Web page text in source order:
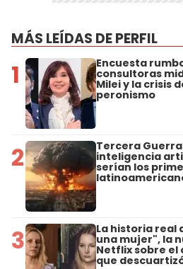
MÁS LEÍDAS DE PERFIL
1 Encuesta
consultoras
Milei y la crisis
peronismo
2 Tercera
inteligencia
serían los
3 La historia real
una mujer", la
Netflix sobre el
que